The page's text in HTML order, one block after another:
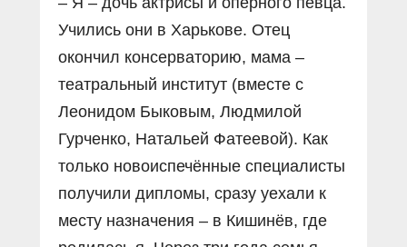
Учились они в Харькове. Отец
окончил консерваторию, мама –
театральный институт (вместе с
Леонидом Быковым, Людмилой
Гурченко, Натальей Фатеевой). Как
только новоиспечённые специалисты
получили дипломы, сразу уехали к
месту назначения – в Кишинёв, где